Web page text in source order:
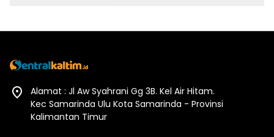
Alamat : Jl Aw Syahrani Gg 3B. Kel Air Hitam.
Kec Samarinda Ulu Kota Samarinda - Provinsi
Kalimantan Timur